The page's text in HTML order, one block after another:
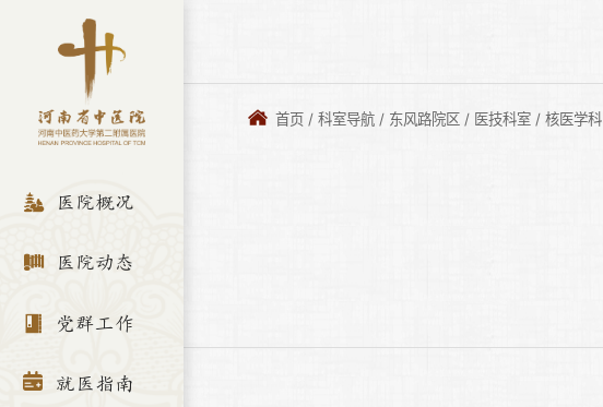
医院概况
医院动态
党群工作
就医指南
首页/ 科室导航/ 东风路院区/ 医技科室/ 核医学科